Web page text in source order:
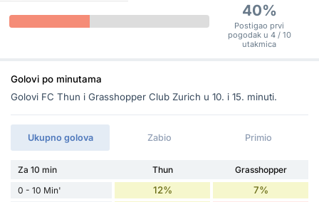
40%
Postigao prvi
pogodak u 4 / 10
utakmica
Golovi po minutama
Golovi FC Thun i Grasshopper Club Zurich u 10. i 15. minuti.
Ukupno golova Zabio Primio
Za 10 min Thun
Grasshopper
0 - 10 Min'
12% 7%